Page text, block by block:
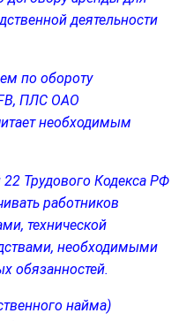
деятельности
по обороту
ПЛС ОАО
необходимым
22 Трудового Кодекса РФ
работников
технической
необходимыми
обязанностей.
найма)